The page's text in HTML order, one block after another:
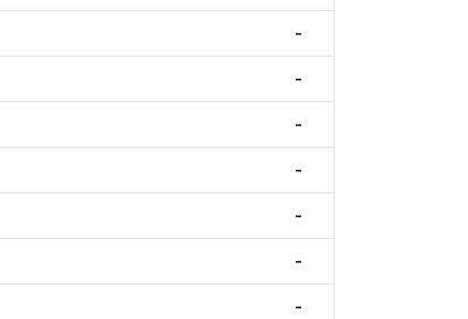
-
-
-
-
-
-
-